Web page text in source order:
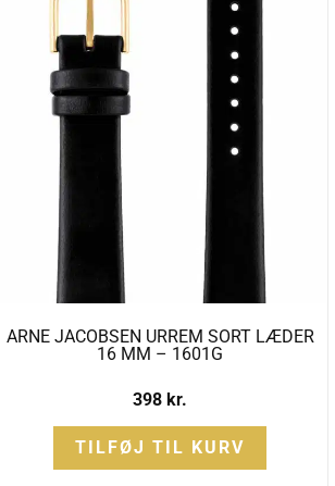
ARNE JACOBSEN URREM SORT LÆDER
16 MM – 1601G
398 kr.
TILFØJ TIL KURV